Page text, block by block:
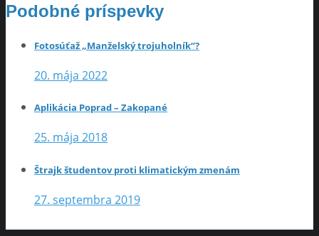
Podobné príspevky
Fotosúťaž „Manželský trojuholník“?
20. mája 2022
Aplikácia Poprad – Zakopané
25. mája 2018
Štrajk študentov proti klimatickým zmenám
27. septembra 2019